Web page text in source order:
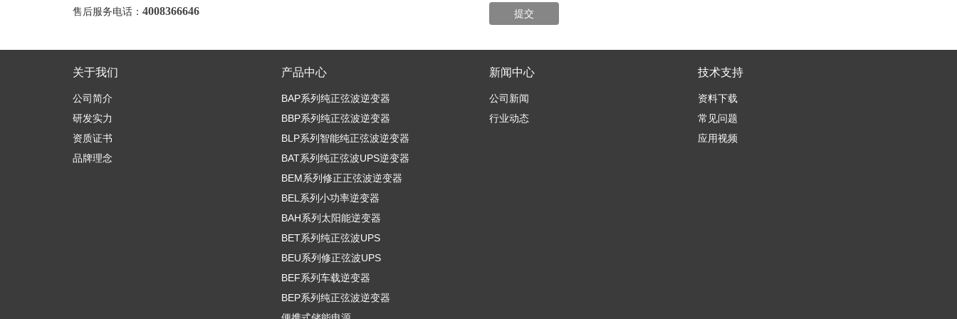
售后服务电话： 4008366646
关于我们
公司简介
研发实力
资质证书
品牌理念
产品中心
BAP系列纯正弦波逆变器
BBP系列纯正弦波逆变器
BLP系列智能纯正弦波逆变器
BAT系列纯正弦波UPS逆变器
BEM系列修正正弦波逆变器
BEL系列小功率逆变器
BAH系列太阳能逆变器
BET系列纯正弦波UPS
BEU系列修正弦波UPS
BEF系列车载逆变器
BEP系列纯正弦波逆变器
新闻中心
公司新闻
行业动态
技术支持
资料下载
常见问题
应用视频